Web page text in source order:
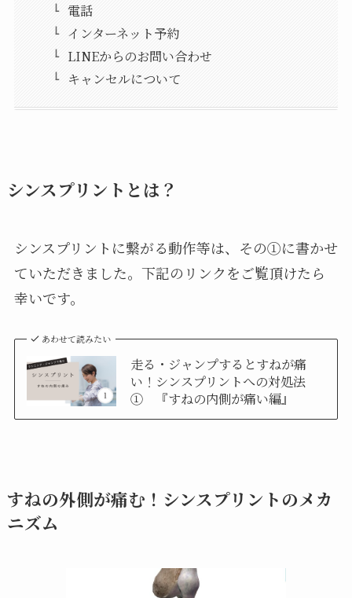
電話
インターネット予約
LINEからのお問い合わせ
キャンセルについて
シンスプリントとは？
シンスプリントに繋がる動作等は、その①に書かせ
ていただきました。下記のリンクをご覧頂けたら
幸いです。
あわせて読みたい
走る・ジャンプするとすねが痛
い！シンスプリントへの対処法
① 『すねの内側が痛い編』
すねの外側が痛む！シンスプリントのメカ
ニズム